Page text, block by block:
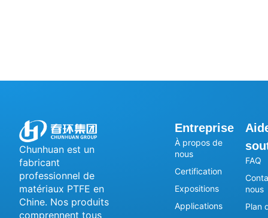
Chunhuan est un
fabricant
professionnel de
matériaux PTFE en
Chine. Nos produits
comprennent tous
Entreprise
À propos de
nous
Certification
Expositions
Applications
FAQ
nous
Plan